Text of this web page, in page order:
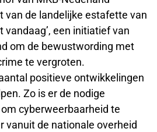
van de landelijke estafette van
vandaag’, een initiatief van
om de bewustwording met
te vergroten.
positieve ontwikkelingen
Zo is er de nodige
cyberweerbaarheid te
vanuit de nationale overheid